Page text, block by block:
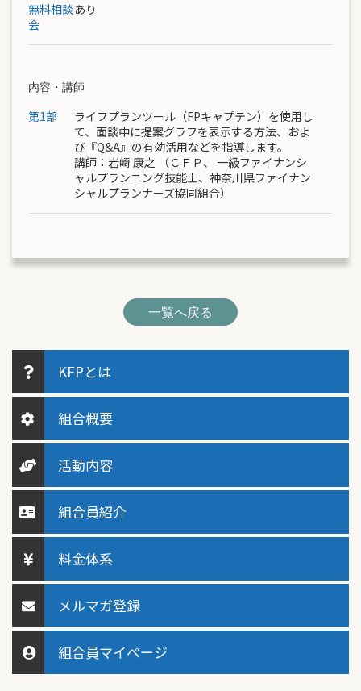
無料相談
会
あり
内容・講師
第1部
ライフプランツール（FPキャプテン）を使用し
て、面談中に提案グラフを表示する方法、およ
び『Q&A』の有効活用などを指導します。
講師： 岩崎 康之 （ＣＦＰ、 一級ファイナンシ
ャルプランニング技能士、神奈川県ファイナン
シャルプランナーズ協同組合）
一覧へ戻る
KFPとは
組合概要
活動内容
組合員紹介
料金体系
メルマガ登録
組合員マイページ